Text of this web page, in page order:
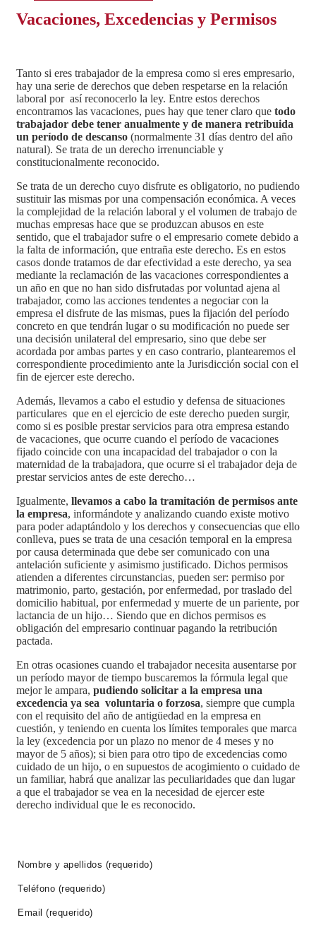
Vacaciones, Excedencias y Permisos
Tanto si eres trabajador de la empresa como si eres empresario,
hay una serie de derechos que deben respetarse en la relación
laboral por así reconocerlo la ley. Entre estos derechos
encontramos las vacaciones, pues hay que tener claro que todo
trabajador debe tener anualmente y de manera retribuida
un período de descanso (normalmente 31 días dentro del año
natural). Se trata de un derecho irrenunciable y
constitucionalmente reconocido.
Se trata de un derecho cuyo disfrute es obligatorio, no pudiendo
sustituir las mismas por una compensación económica. A veces
la complejidad de la relación laboral y el volumen de trabajo de
muchas empresas hace que se produzcan abusos en este
sentido, que el trabajador sufre o el empresario comete debido a
la falta de información, que entraña este derecho. Es en estos
casos donde tratamos de dar efectividad a este derecho, ya sea
mediante la reclamación de las vacaciones correspondientes a
un año en que no han sido disfrutadas por voluntad ajena al
trabajador, como las acciones tendentes a negociar con la
empresa el disfrute de las mismas, pues la fijación del período
concreto en que tendrán lugar o su modificación no puede ser
una decisión unilateral del empresario, sino que debe ser
acordada por ambas partes y en caso contrario, plantearemos el
correspondiente procedimiento ante la Jurisdicción social con el
fin de ejercer este derecho.
Además, llevamos a cabo el estudio y defensa de situaciones
particulares que en el ejercicio de este derecho pueden surgir,
como si es posible prestar servicios para otra empresa estando
de vacaciones, que ocurre cuando el período de vacaciones
fijado coincide con una incapacidad del trabajador o con la
maternidad de la trabajadora, que ocurre si el trabajador deja de
prestar servicios antes de este derecho…
Igualmente, llevamos a cabo la tramitación de permisos ante
la empresa, informándote y analizando cuando existe motivo
para poder adaptándolo y los derechos y consecuencias que ello
conlleva, pues se trata de una cesación temporal en la empresa
por causa determinada que debe ser comunicado con una
antelación suficiente y asimismo justificado. Dichos permisos
atienden a diferentes circunstancias, pueden ser: permiso por
matrimonio, parto, gestación, por enfermedad, por traslado del
domicilio habitual, por enfermedad y muerte de un pariente, por
lactancia de un hijo… Siendo que en dichos permisos es
obligación del empresario continuar pagando la retribución
pactada.
En otras ocasiones cuando el trabajador necesita ausentarse por
un período mayor de tiempo buscaremos la fórmula legal que
mejor le ampara, pudiendo solicitar a la empresa una
excedencia ya sea voluntaria o forzosa, siempre que cumpla
con el requisito del año de antigüedad en la empresa en
cuestión, y teniendo en cuenta los límites temporales que marca
la ley (excedencia por un plazo no menor de 4 meses y no
mayor de 5 años); si bien para otro tipo de excedencias como
cuidado de un hijo, o en supuestos de acogimiento o cuidado de
un familiar, habrá que analizar las peculiaridades que dan lugar
a que el trabajador se vea en la necesidad de ejercer este
derecho individual que le es reconocido.